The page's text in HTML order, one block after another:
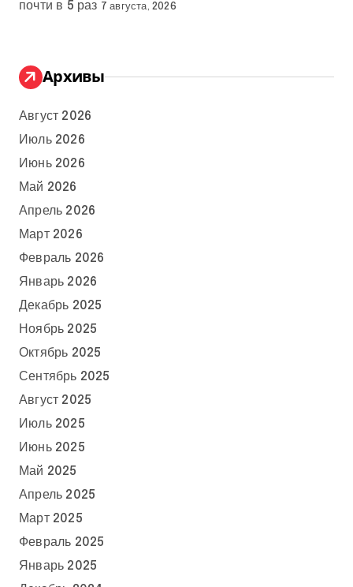
почти в 5 раз 7 августа, 2026
Архивы
Август 2026
Июль 2026
Июнь 2026
Май 2026
Апрель 2026
Март 2026
Февраль 2026
Январь 2026
Декабрь 2025
Ноябрь 2025
Октябрь 2025
Сентябрь 2025
Август 2025
Июль 2025
Июнь 2025
Май 2025
Апрель 2025
Март 2025
Февраль 2025
Январь 2025